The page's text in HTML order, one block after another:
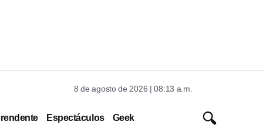
8 de agosto de 2026 | 08:13 a.m.
Espectáculos Geek